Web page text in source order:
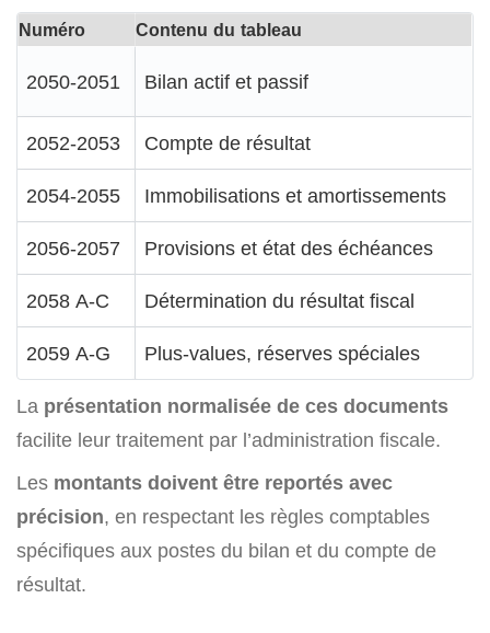
Numéro Contenu du tableau
2050-2051 Bilan actif et passif
2052-2053 Compte de résultat
2054-2055 Immobilisations et amortissements
2056-2057 Provisions et état des échéances
2058 A-C Détermination du résultat fiscal
2059 A-G Plus-values, réserves spéciales
La présentation normalisée de ces documents
facilite leur traitement par l’administration fiscale.
Les montants doivent être reportés avec
précision, en respectant les règles comptables
spécifiques aux postes du bilan et du compte de
résultat.